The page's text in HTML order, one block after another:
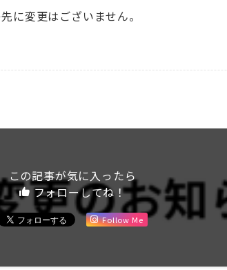
に変更はございません。
この記事が気に入ったら
フォローしてね！
Follow Me